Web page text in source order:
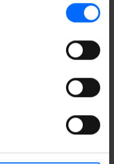
UNS,